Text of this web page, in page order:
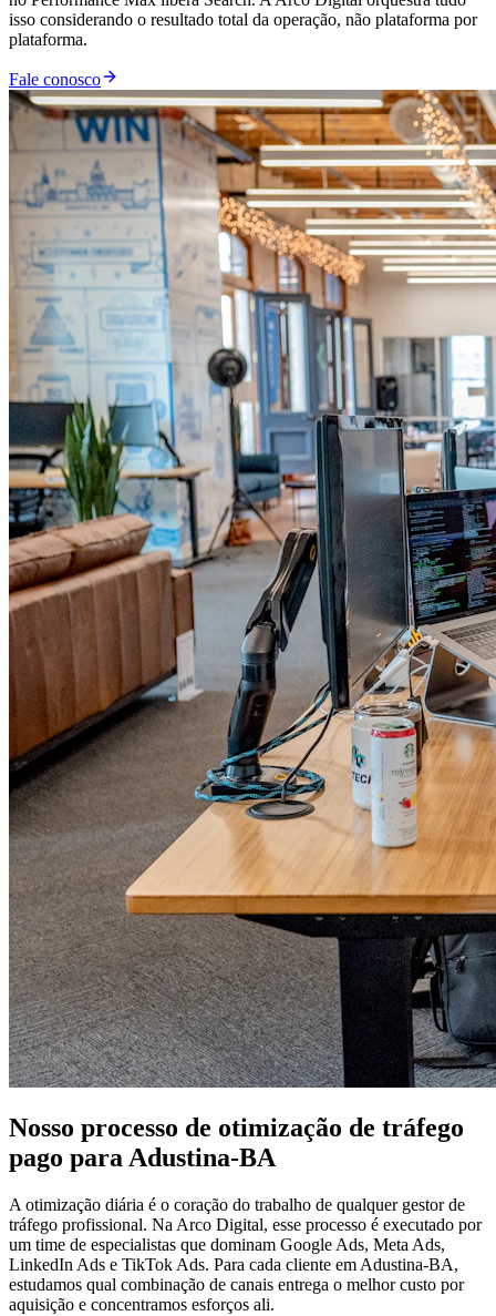
isso considerando o resultado total da operação, não plataforma por
plataforma.
Fale conosco
Nosso processo de otimização de tráfego
pago para Adustina-BA
A otimização diária é o coração do trabalho de qualquer gestor de
tráfego profissional. Na Arco Digital, esse processo é executado por
um time de especialistas que dominam Google Ads, Meta Ads,
LinkedIn Ads e TikTok Ads. Para cada cliente em Adustina-BA,
estudamos qual combinação de canais entrega o melhor custo por
aquisição e concentramos esforços ali.